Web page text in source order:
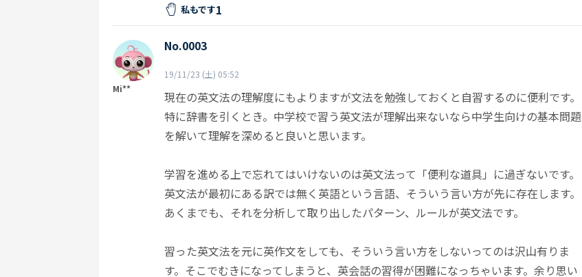
私もです1
Mi**
No.0003
19/11/23 (土) 05:52
現在の英文法の理解度にもよりますが文法を勉強しておくと自習するのに便利です。
特に辞書を引くとき。中学校で習う英文法が理解出来ないなら中学生向けの基本問題
を解いて理解を深めると良いと思います。
学習を進める上で忘れてはいけないのは英文法って「便利な道具」に過ぎないです。
英文法が最初にある訳では無く英語という言語、そういう言い方が先に存在します。
あくまでも、それを分析して取り出したパターン、ルールが英文法です。
習った英文法を元に英作文をしても、そういう言い方をしないってのは沢山有りま
す。そこでむきになってしまうと、英会話の習得が困難になっちゃいます。余り思い